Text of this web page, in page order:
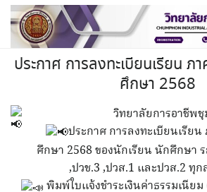
Skip
content
ประกาศ การลงทะเบียนเรียน ภ
ศึกษา 2568
วิทยาลัยการอาชีพ
ประกาศ การลงทะเบียนเรียน
ศึกษา 2568 ของนักเรียน นักศึกษา
,ปวช.3 ,ปวส.1 และปวส.2 ทุก
พิมพ์ใบแจ้งชำระเงินค่าธรรมเนีย